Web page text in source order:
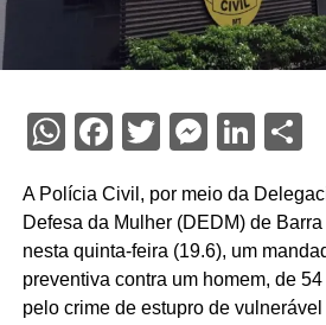
WhatsApp
Facebook
Twitter
A Polícia Civil, por meio da
Defesa da Mulher (DEDM) de
nesta quinta-feira (19.6), um
preventiva contra um homem, de
pelo crime de estupro de